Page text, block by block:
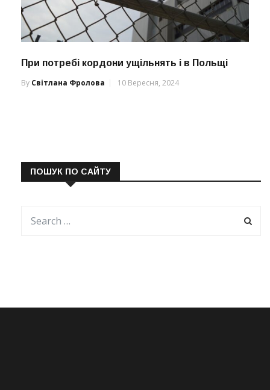
При потребі кордони ущільнять і в Польщі
By Світлана Фролова 10 Вересня, 2024
ПОШУК ПО САЙТУ